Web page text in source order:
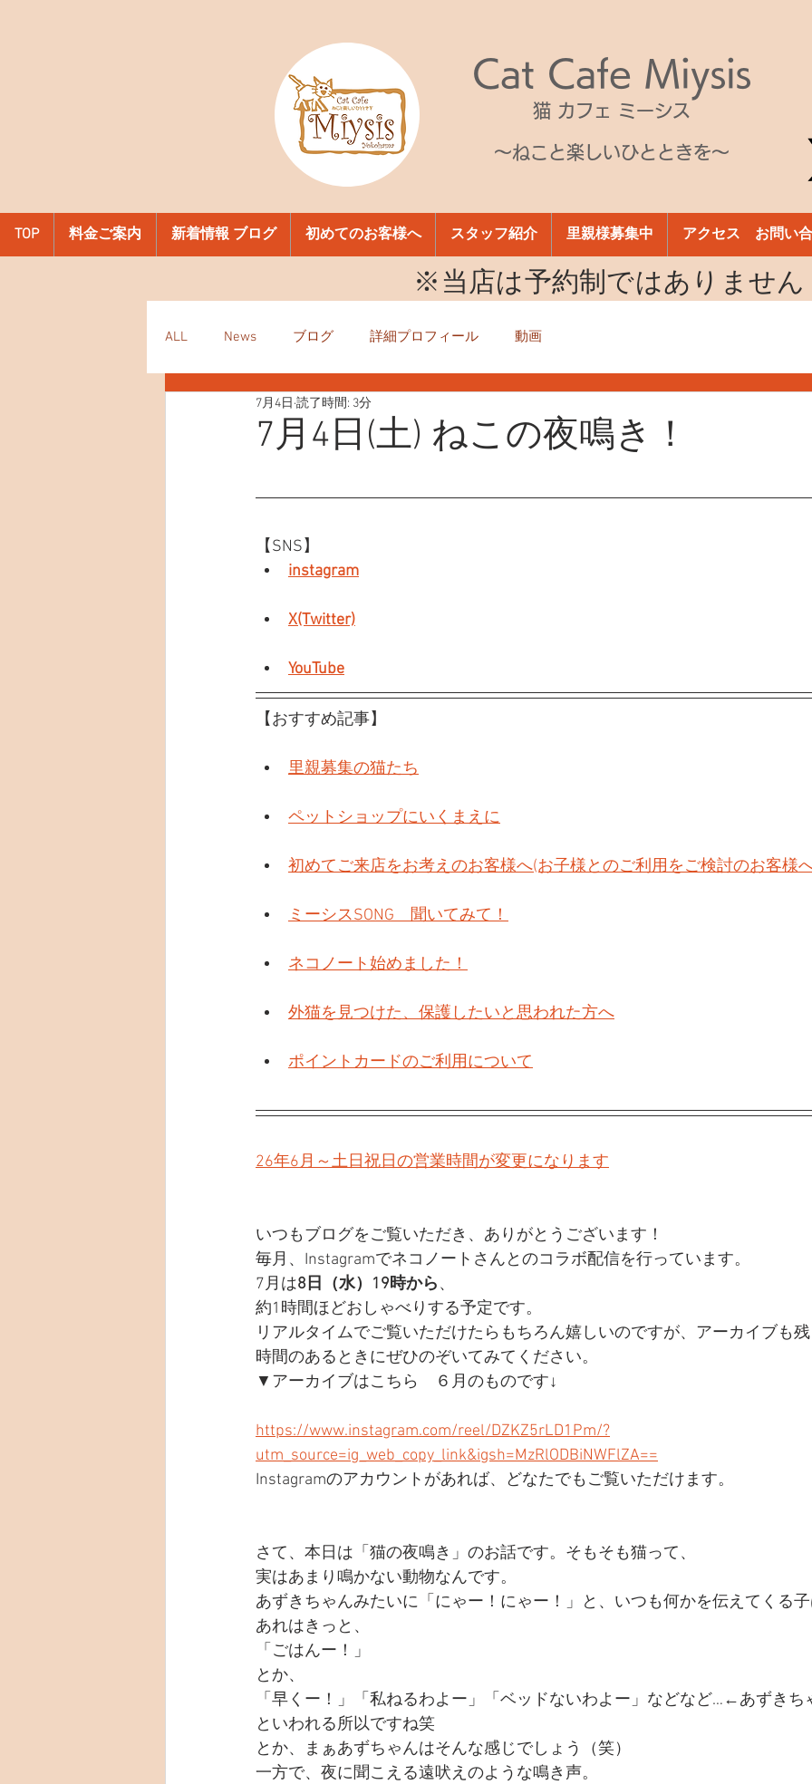
Cat Cafe Miysis
猫 カフェ ミーシス
～ねこと楽しいひとときを～
TOP 料金ご案内 新着情報 ブログ 初めてのお客様へ スタッフ紹介 里親様募集中 アクセス お問い
​※当店は予約制ではありません
ALL News ブログ 詳細プロフィール 動画
7月4日(土) ねこの夜鳴き！
7月4日 読了時間: 3分
【SNS】
instagram
X(Twitter)
YouTube
【おすすめ記事】
里親募集の猫たち
ペットショップにいくまえに
初めてご来店をお考えのお客様へ(お子様とのご利用をご検討のお客様
ミーシスSONG　聞いてみて！
ネコノート始めました！
外猫を見つけた、保護したいと思われた方へ
ポイントカードのご利用について
26年6月～土日祝日の営業時間が変更になります
いつもブログをご覧いただき、ありがとうございます！
毎月、Instagramでネコノートさんとのコラボ配信を行っています。
7月は8日（水）19時から、
約1時間ほどおしゃべりする予定です。
リアルタイムでご覧いただけたらもちろん嬉しいのですが、アーカイブも
時間のあるときにぜひのぞいてみてください。
▼アーカイブはこちら　６月のものです↓
https://www.instagram.com/reel/DZKZ5rLD1Pm/?
utm_source=ig_web_copy_link&igsh=MzRlODBiNWFlZA==
Instagramのアカウントがあれば、どなたでもご覧いただけます。
さて、本日は「猫の夜鳴き」のお話です。そもそも猫って、
実はあまり鳴かない動物なんです。
あずきちゃんみたいに「にゃー！にゃー！」と、いつも何かを伝えてくる
あれはきっと、
「ごはんー！」
とか、
「早くー！」「私ねるわよー」「ベッドないわよー」などなど…←あずきち
といわれる所以ですね笑
とか、まぁあずちゃんはそんな感じでしょう（笑）
一方で、夜に聞こえる遠吠えのような鳴き声。